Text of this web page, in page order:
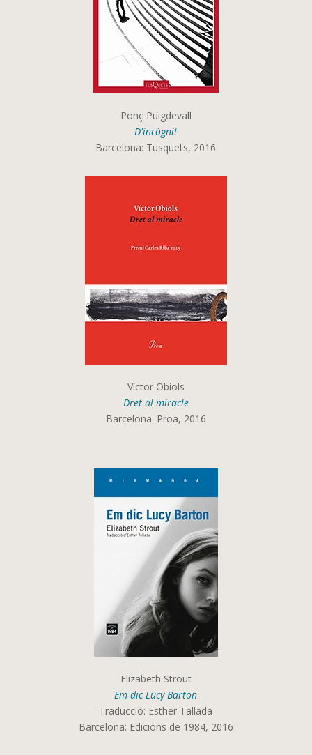
Ponç Puigdevall
D'incògnit
Barcelona: Tusquets, 2016
Víctor Obiols
Dret al miracle
Barcelona: Proa, 2016
Elizabeth Strout
Em dic Lucy Barton
Traducció: Esther Tallada
Barcelona: Edicions de 1984, 2016